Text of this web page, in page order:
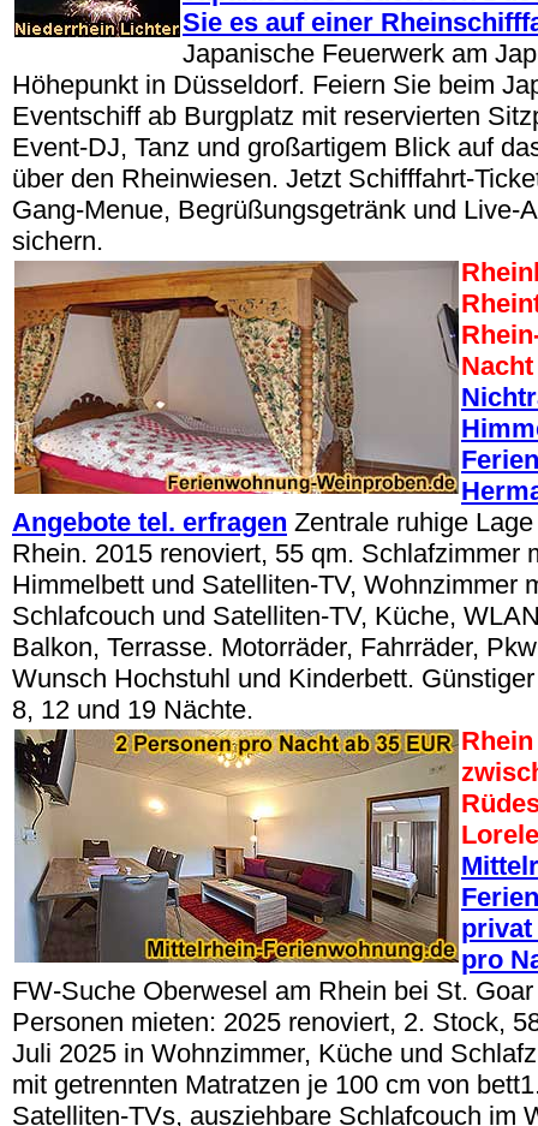
Sie es auf einer
Japanische Feuerwerk am
Höhepunkt in Düsseldorf. Feiern Sie beim
Eventschiff ab Burgplatz mit reservierten
Event-DJ, Tanz und großartigem Blick auf
über den Rheinwiesen. Jetzt Schifffahrt-
Gang-Menue, Begrüßungsgetränk und Live-
sichern.
Angebote tel. erfragen Zentrale ruhige
Rhein. 2015 renoviert, 55 qm. Schlafzimmer
Himmelbett und Satelliten-TV, Wohnzimmer
Schlafcouch und Satelliten-TV, Küche,
Balkon, Terrasse. Motorräder, Fahrräder,
Wunsch Hochstuhl und Kinderbett.
8, 12 und 19 Nächte.
privat
pro
FW-Suche Oberwesel am Rhein bei St.
Personen mieten: 2025 renoviert, 2. Stock,
Juli 2025 in Wohnzimmer, Küche und
mit getrennten Matratzen je 100 cm von
Satelliten-TVs, ausziehbare Schlafcouch im